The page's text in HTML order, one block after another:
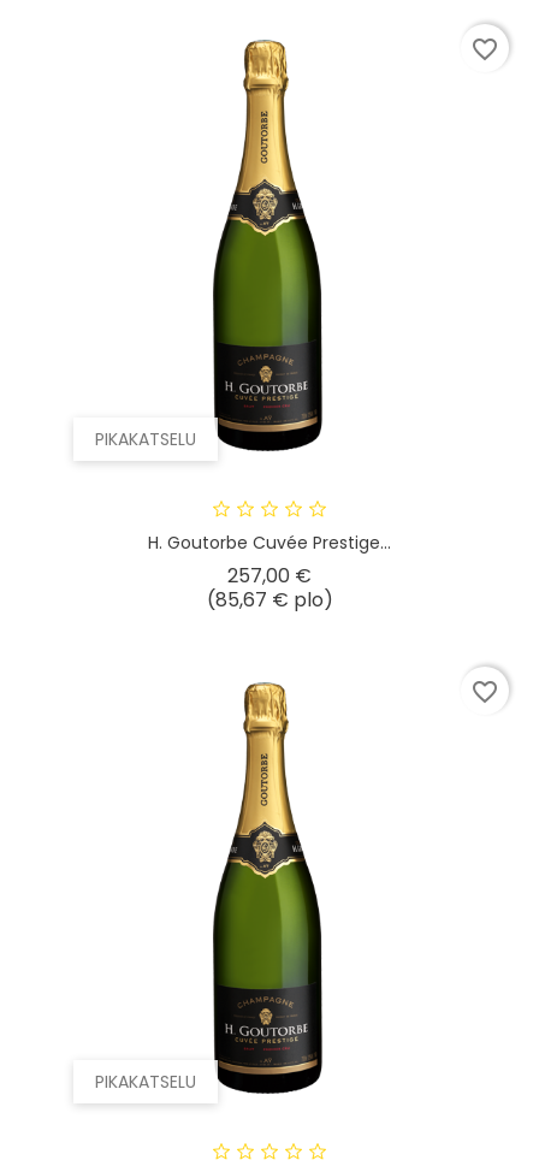
PIKAKATSELU
H. Goutorbe Cuvée Prestige...
257,00 €
(85,67 € plo)
favorite_border
PIKAKATSELU
favorite_border